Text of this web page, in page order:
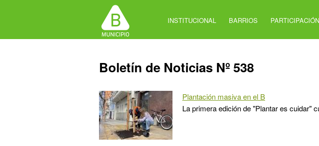
INSTITUCIONAL BARRIOS PARTICIPACIÓN
Back
to
Boletín de Noticias Nº 538
Plantación masiva en el B
La primera edición de "Plantar es cuidar"